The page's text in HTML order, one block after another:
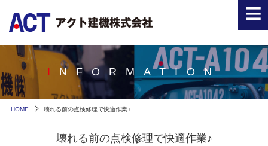
INFORMATION
HOME 壊れる前の点検修理で快適作業♪
壊れる前の点検修理で快適作業♪
≡